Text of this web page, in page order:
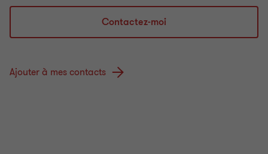
Contactez-moi
Ajouter à mes contacts